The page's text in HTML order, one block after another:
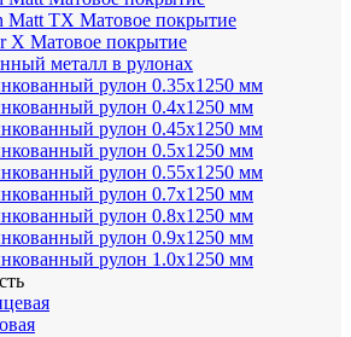
Matt TX Матовое покрытие
X Матовое покрытие
металл в рулонах
рулон 0.35х1250 мм
рулон 0.4х1250 мм
рулон 0.45х1250 мм
рулон 0.5х1250 мм
рулон 0.55х1250 мм
рулон 0.7х1250 мм
рулон 0.8х1250 мм
рулон 0.9х1250 мм
рулон 1.0х1250 мм